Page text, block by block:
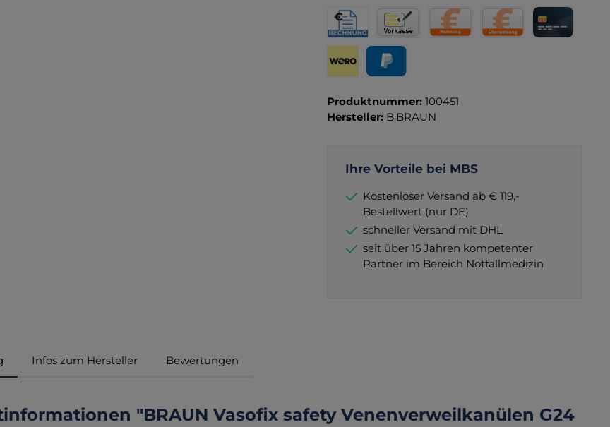
Rechnung für Behörden
Vorkasse
Produktnummer: 100451
Hersteller: B.BRAUN
Ihre Vorteile bei MBS
Kostenloser Versand ab € 119,-
Bestellwert (nur DE)
schneller Versand mit DHL
seit über 15 Jahren kompetenter
Partner im Bereich Notfallmedizin
Infos zum Hersteller Bewertungen
"BRAUN Vasofix safety Venenverweilkanülen G24